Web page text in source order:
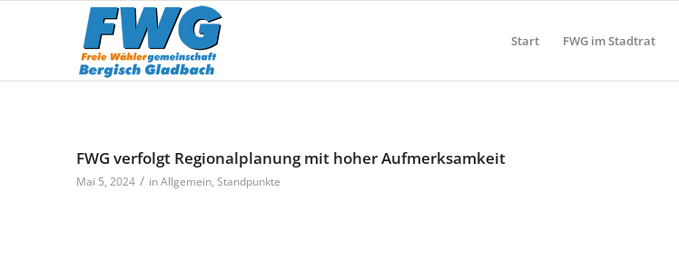
Start FWG im Stadtrat
FWG verfolgt Regionalplanung mit hoher Aufmerksamkeit
Mai 5, 2024 / inAllgemein, Standpunkte